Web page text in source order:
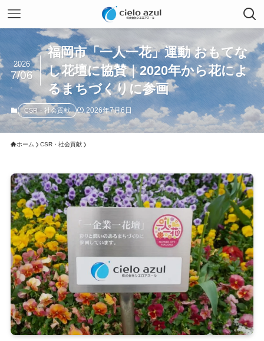
福岡市「一人一花」運動 おもてな
し花壇に協賛｜2020年から花によ
るまちづくりに参画
2026
7/06
CSR・社会貢献 2026年7月6日
ホーム CSR・社会貢献